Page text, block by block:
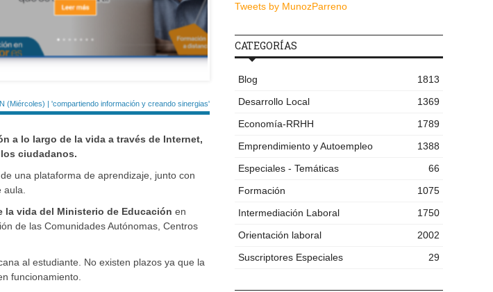
(Miércoles) | 'compartiendo información y creando sinergias'
a lo largo de la vida a través de Internet,
ciudadanos.
una plataforma de aprendizaje, junto con
aula.
la vida del Ministerio de Educación en
de las Comunidades Autónomas, Centros
al estudiante. No existen plazos ya que la
funcionamiento.
Tweets by MunozParreno
CATEGORÍAS
Blog
1813
Desarrollo Local
1369
Economía-RRHH
1789
Emprendimiento y Autoempleo
1388
Especiales - Temáticas
66
Formación
1075
Intermediación Laboral
1750
Orientación laboral
2002
Suscriptores Especiales
29